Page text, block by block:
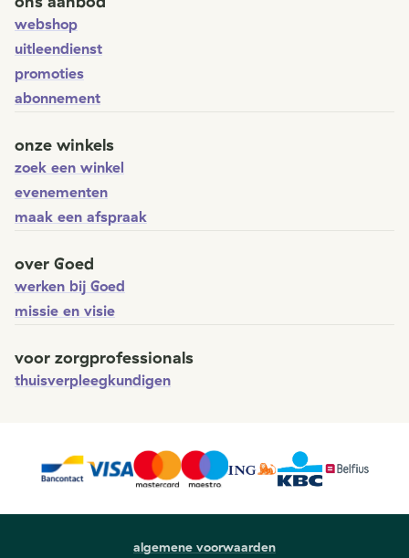
webshop
uitleendienst
promoties
abonnement
onze winkels
zoek een winkel
evenementen
maak een afspraak
over Goed
werken bij Goed
missie en visie
voor zorgprofessionals
thuisverpleegkundigen
algemene voorwaarden